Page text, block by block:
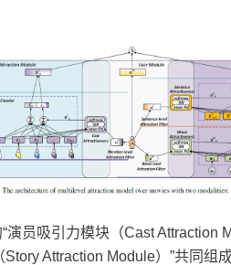
演员吸引力模块（Cast Attraction
Attraction Module）”共同组成